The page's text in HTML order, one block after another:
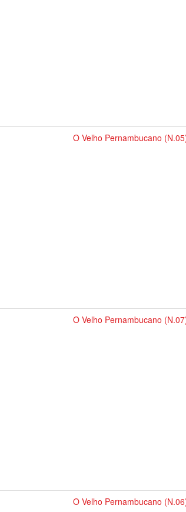
O Velho Pernambucano
O Velho Pernambucano
O Velho Pernambucano